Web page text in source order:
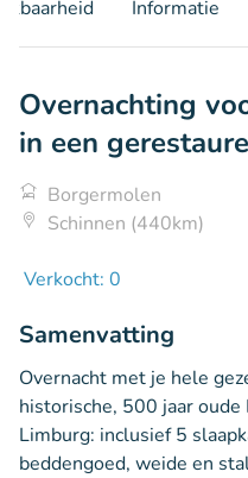
Informatie
Overnachting
in een
Borgermolen
Schinnen (440km)
Verkocht: 0
Samenvatting
Overnacht met je hele
historische, 500 jaar
Limburg: inclusief 5
beddengoed, weide en